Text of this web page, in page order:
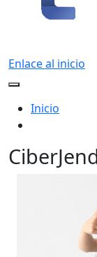
Enlace al inicio
Inicio